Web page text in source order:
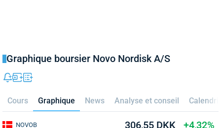
Graphique boursier Novo Nordisk A/S
Cours Graphique News Analyse et conseil
NOVOB 306,55 DKK +4,32%